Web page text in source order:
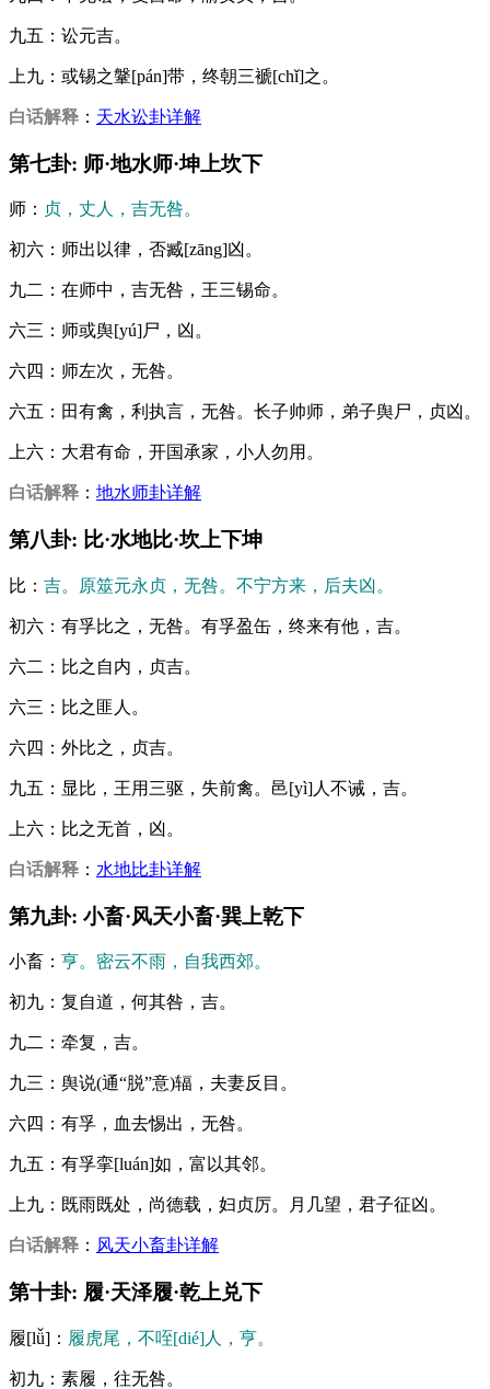
九五：讼元吉。
上九：或锡之鞶[pán]带，终朝三褫[chǐ]之。
白话解释 ： 天水讼卦详解
第七卦: 师·地水师·坤上坎下
师： 贞，丈人，吉无咎。
初六：师出以律，否臧[zāng]凶。
九二：在师中，吉无咎，王三锡命。
六三：师或舆[yú]尸，凶。
六四：师左次，无咎。
六五：田有禽，利执言，无咎。长子帅师，弟子舆尸，贞凶。
上六：大君有命，开国承家，小人勿用。
白话解释 ： 地水师卦详解
第八卦: 比·水地比·坎上下坤
比： 吉。原筮元永贞，无咎。不宁方来，后夫凶。
初六：有孚比之，无咎。有孚盈缶，终来有他，吉。
六二：比之自内，贞吉。
六三：比之匪人。
六四：外比之，贞吉。
九五：显比，王用三驱，失前禽。邑[yì]人不诫，吉。
上六：比之无首，凶。
白话解释 ： 水地比卦详解
第九卦: 小畜·风天小畜·巽上乾下
小畜： 亨。密云不雨，自我西郊。
初九：复自道，何其咎，吉。
九二：牵复，吉。
九三：舆说(通“脱”意)辐，夫妻反目。
六四：有孚，血去惕出，无咎。
九五：有孚挛[luán]如，富以其邻。
上九：既雨既处，尚德载，妇贞厉。月几望，君子征凶。
白话解释 ： 风天小畜卦详解
第十卦: 履·天泽履·乾上兑下
履[lǚ]： 履虎尾，不咥[dié]人，亨。
初九：素履，往无咎。